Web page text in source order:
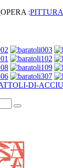
OPERA :PITTURA